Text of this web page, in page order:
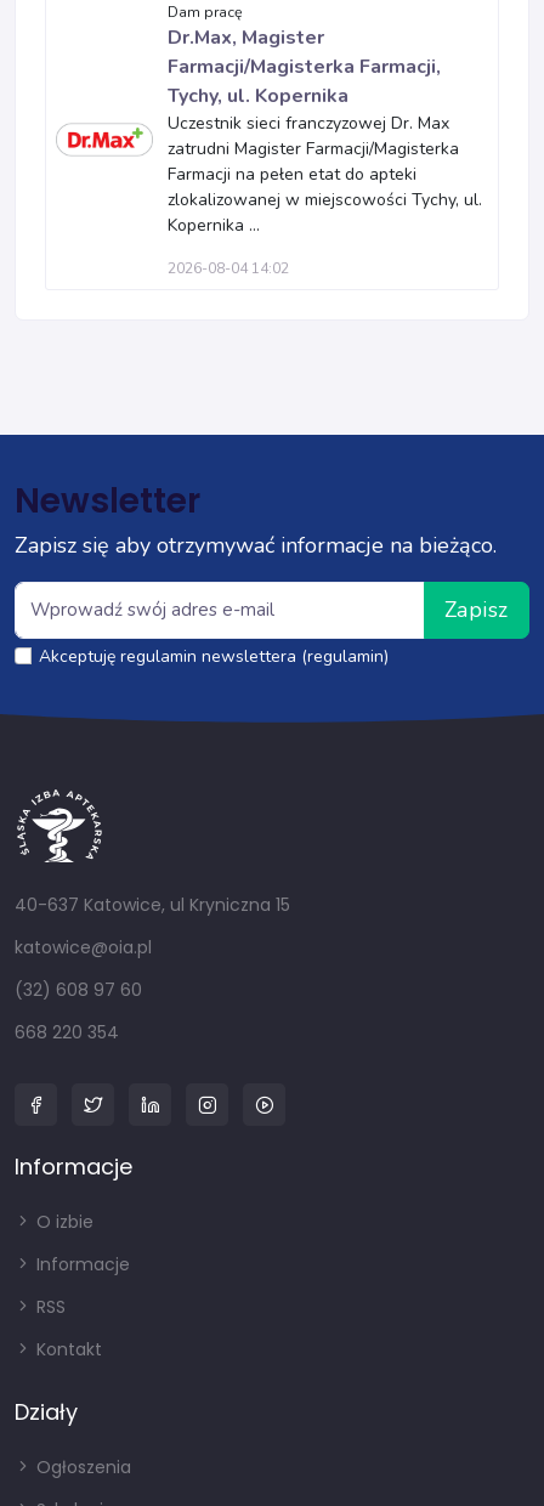
Dam pracę
Dr.Max, Magister
Farmacji/Magisterka Farmacji,
Tychy, ul. Kopernika
Uczestnik sieci franczyzowej Dr. Max
zatrudni Magister Farmacji/Magisterka
Farmacji na pełen etat do apteki
zlokalizowanej w miejscowości Tychy, ul.
Kopernika ...
2026-08-04 14:02
Newsletter
Zapisz się aby otrzymywać informacje na bieżąco.
Zapisz
Akceptuję regulamin newslettera (regulamin)
40-637 Katowice, ul Kryniczna 15
katowice@oia.pl
(32) 608 97 60
668 220 354
Informacje
O izbie
Informacje
RSS
Kontakt
Działy
Ogłoszenia